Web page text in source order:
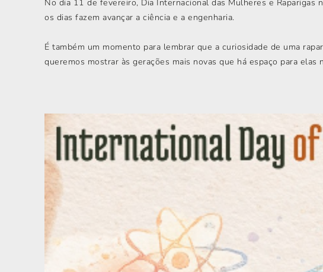
No dia 11 de fevereiro, Dia Internacional das Mulheres e
os dias fazem avançar a ciência e a engenharia.
É também um momento para lembrar que a curiosidade de uma
queremos mostrar às gerações mais novas que há espaço para